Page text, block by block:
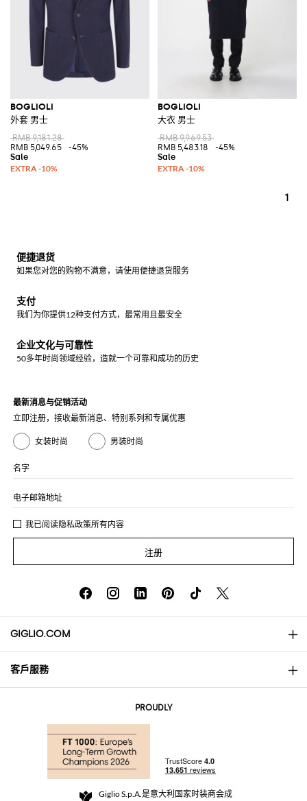
BOGLIOLI
外套 男士
RMB 9,181.28
RMB 5,049.65
-45%
BOGLIOLI
大衣 男士
RMB 9,969.53
RMB 5,483.18
-45%
1
便捷退货
如果您对您的购物不满意，请使用便捷退货服务
支付
我们为你提供12种支付方式，最常用且最安全
企业文化与可靠性
50多年时尚领域经验，造就一个可靠和成功的历史
最新消息与促销活动
立即注册，接收最新消息、特别系列和专属优惠
女装时尚 男装时尚
名字
电子邮箱地址
我已阅读隐私政策所有内容
注册
GIGLIO.COM
About
Community Store
客戶服務
退货与退款
PROUDLY
Giglio S.p.A.是意大利国家时装商会成